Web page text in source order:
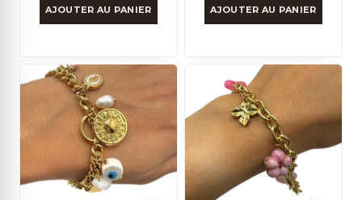
21,90 €.18,90 €.
AJOUTER AU PANIER AJOUTER AU PANIER